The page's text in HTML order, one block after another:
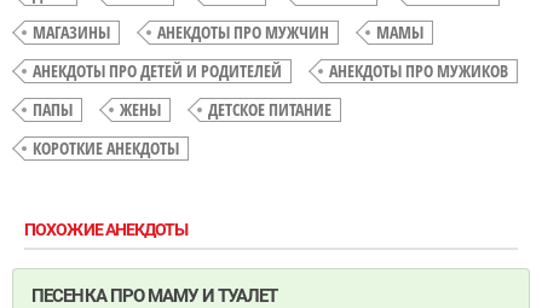
МАГАЗИНЫ
АНЕКДОТЫ ПРО МУЖЧИН
МАМЫ
АНЕКДОТЫ ПРО ДЕТЕЙ И РОДИТЕЛЕЙ
АНЕКДОТЫ ПРО МУЖИКОВ
ПАПЫ
ЖЕНЫ
ДЕТСКОЕ ПИТАНИЕ
КОРОТКИЕ АНЕКДОТЫ
ПОХОЖИЕ АНЕКДОТЫ
ПЕСЕНКА ПРО МАМУ И ТУАЛЕТ